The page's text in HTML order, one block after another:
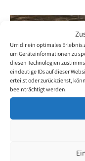
Um dir ein optimales Erlebnis
um Geräteinformationen zu
diesen Technologien
eindeutige IDs auf dieser
erteilst oder zurückziehst,
beeinträchtigt werden.